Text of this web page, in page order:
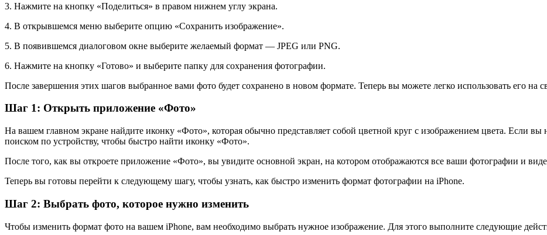
3. Нажмите на кнопку «Поделиться» в правом нижнем углу экрана.
4. В открывшемся меню выберите опцию «Сохранить изображение».
5. В появившемся диалоговом окне выберите желаемый формат — JPEG или PNG.
6. Нажмите на кнопку «Готово» и выберите папку для сохранения фотографии.
После завершения этих шагов выбранное вами фото будет сохранено в новом формате. Теперь вы можете легко использовать его на
Шаг 1: Открыть приложение «Фото»
На вашем главном экране найдите иконку «Фото», которая обычно представляет собой цветной круг с изображением цвета. Если вы
поиском по устройству, чтобы быстро найти иконку «Фото».
После того, как вы откроете приложение «Фото», вы увидите основной экран, на котором отображаются все ваши фотографии и
Теперь вы готовы перейти к следующему шагу, чтобы узнать, как быстро изменить формат фотографии на iPhone.
Шаг 2: Выбрать фото, которое нужно изменить
Чтобы изменить формат фото на вашем iPhone, вам необходимо выбрать нужное изображение. Для этого выполните следующие